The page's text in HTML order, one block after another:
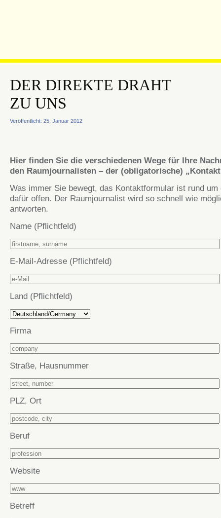
DER DIREKTE DRAHT
ZU UNS
Veröffentlicht: 25. Januar 2012
Hier finden Sie die verschiedenen Wege für Ihre
den Raumjournalisten – der (obligatorische)
Was immer Sie bewegt, das Kontaktformular ist rund um
dafür offen. Der Raumjournalist wird so schnell wie
antworten.
Name (Pflichtfeld)
E-Mail-Adresse (Pflichtfeld)
Land (Pflichtfeld)
Firma
Straße, Hausnummer
PLZ, Ort
Beruf
Website
Betreff